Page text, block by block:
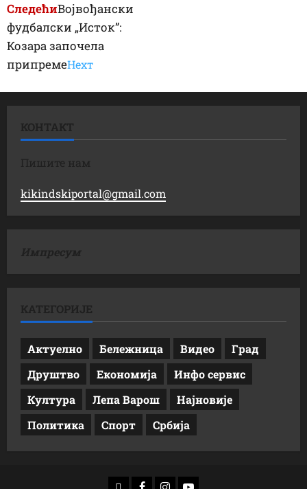
СледећиВојвођански
фудбалски „Исток”:
Козара започела
припремеНеxт
КОНТАКТ
Пишите нам
kikindskiportal@gmail.com
Импресум
КАТЕГОРИЈЕ
Актуелно Бележница Видео
Град
Друштво
Економија
Инфо сервис
Култура
Лепа Варош
Најновије
Политика
Спорт Србија
доwнлоад
Фацебоок
Инстаграм
Yоутубе